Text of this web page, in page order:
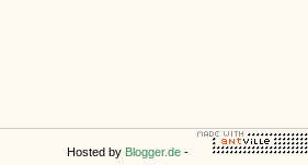
Hosted by Blogger.de-